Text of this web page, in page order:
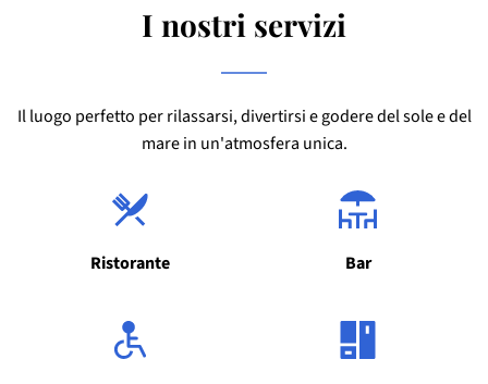
I nostri servizi
Il luogo perfetto per rilassarsi, divertirsi e godere del sole e del
mare in un'atmosfera unica.
Ristorante Bar